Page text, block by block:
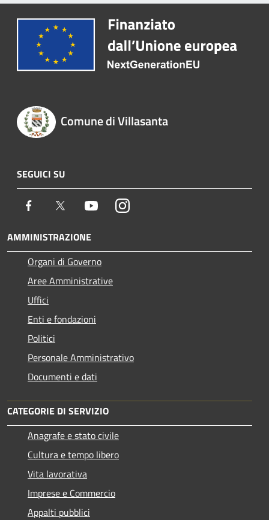
Comune di Villasanta
SEGUICI SU
Facebook Twitter YoutubeInstagram
AMMINISTRAZIONE
Organi di Governo
Aree Amministrative
Uffici
Enti e fondazioni
Politici
Personale Amministrativo
Documenti e dati
CATEGORIE DI SERVIZIO
Anagrafe e stato civile
Cultura e tempo libero
Vita lavorativa
Imprese e Commercio
Appalti pubblici